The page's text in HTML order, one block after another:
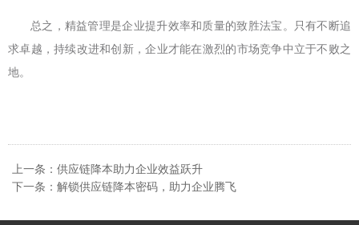
总之，精益管理是企业提升效率和质量的致胜法宝。只有不断追
求卓越，持续改进和创新，企业才能在激烈的市场竞争中立于不败之
地。
上一条：供应链降本助力企业效益跃升
下一条：解锁供应链降本密码，助力企业腾飞